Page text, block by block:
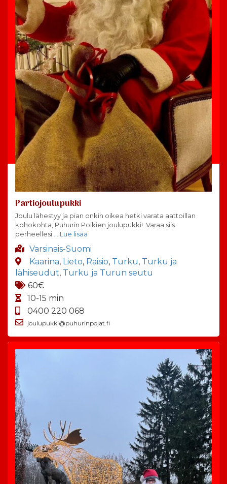
Partiojoulupukki
Joulu lähestyy ja pian onkin oikea hetki varata aattoillan
kohokohta, Puhurin Poikien joulupukki! Varaa siis
perheellesi … Lue lisää
Varsinais-Suomi
Kaarina, Lieto, Raisio, Turku, Turku ja
lähiseudut, Turku ja Turun seutu
60€
10-15 min
0400 220 068
joulupukki@puhurinpojat.fi